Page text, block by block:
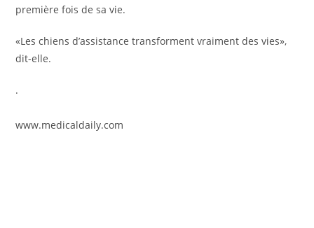
première fois de sa vie.
«Les chiens d’assistance transforment vraiment des vies»,
dit-elle.
.
www.medicaldaily.com